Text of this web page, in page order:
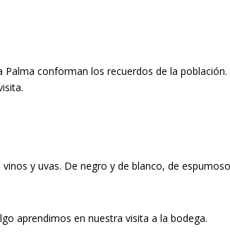
conforman los recuerdos de la
y uvas. De negro y de blanco, de
aprendimos en nuestra visita a la bodega.